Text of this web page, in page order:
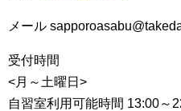
メール
受付時間
<月～土曜日>
自習室利用可能時間 13:00～